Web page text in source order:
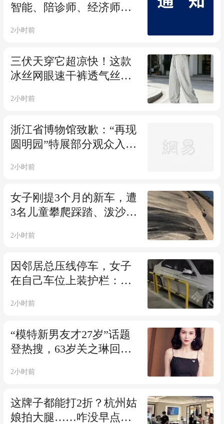
智能、陪诊师、经济师、
2小时前
三伏天穿它超凉快！这款
冰丝网眼速干裤透气丝滑
2小时前
浙江省博物馆致歉：“再现
圆明园”特展部分观众入场
增加核验闸机，增派现场
规则
2小时前
女子刚提3个月的新车，遭
3名儿童攀爬踩踏、泼沙、
万，家长直言赔偿金太离
2小时前
因邻居总压线停车，女子
在自己车位上装护栏：曾
不知情；物业：不建议装
2小时前
“模特新男友才27岁”话题
登热搜，63岁关之琳回
况
2小时前
这牌子都能打2折？杭州姑
娘拍大腿……咋没早点看